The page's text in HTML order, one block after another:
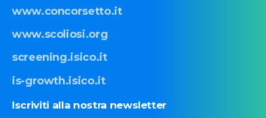
www.concorsetto.it
www.scoliosi.org
screening.isico.it
is-growth.isico.it
Iscriviti alla nostra newsletter